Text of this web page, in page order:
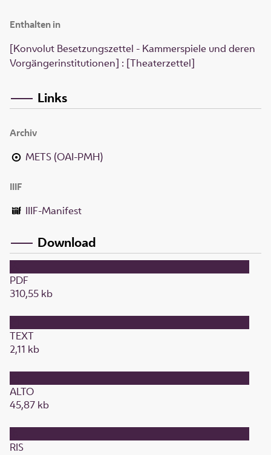
Enthalten in
[Konvolut Besetzungszettel - Kammerspiele und deren
Vorgängerinstitutionen] : [Theaterzettel]
Links
Archiv
METS (OAI-PMH)
IIIF
IIIF-Manifest
Download
PDF
310,55 kb
TEXT
2,11 kb
ALTO
45,87 kb
RIS